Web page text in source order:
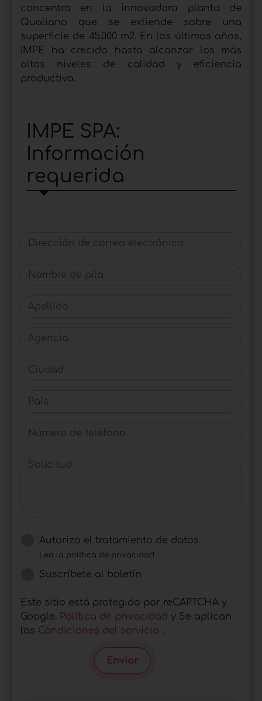
concentra en la innovadora planta de
Qualiano que se extiende sobre una
superficie de 45.000 m2. En los últimos años,
IMPE ha crecido hasta alcanzar los más
altos niveles de calidad y eficiencia
productiva.
IMPE SPA:
Información
requerida
Dirección de correo electrónico
Nombre de pila
Apellido
Agencia
Ciudad
País
Número de teléfono
Solicitud
Autorizo ​​el tratamiento de datos
Lea la política de privacidad
Suscríbete al boletín
Este sitio está protegido por reCAPTCHA y
Google. Política de privacidad y Se aplican
las Condiciones del servicio .
Enviar